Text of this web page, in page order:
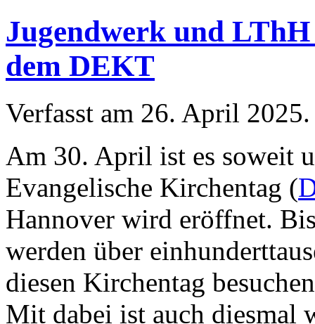
Jugendwerk und
dem DEKT
Verfasst am 26. April 2025.
Am 30. April ist es soweit
Evangelische Kirchentag (
Hannover wird eröffnet.
werden über
diesen Kirchentag
Mit dabei ist auch diesmal